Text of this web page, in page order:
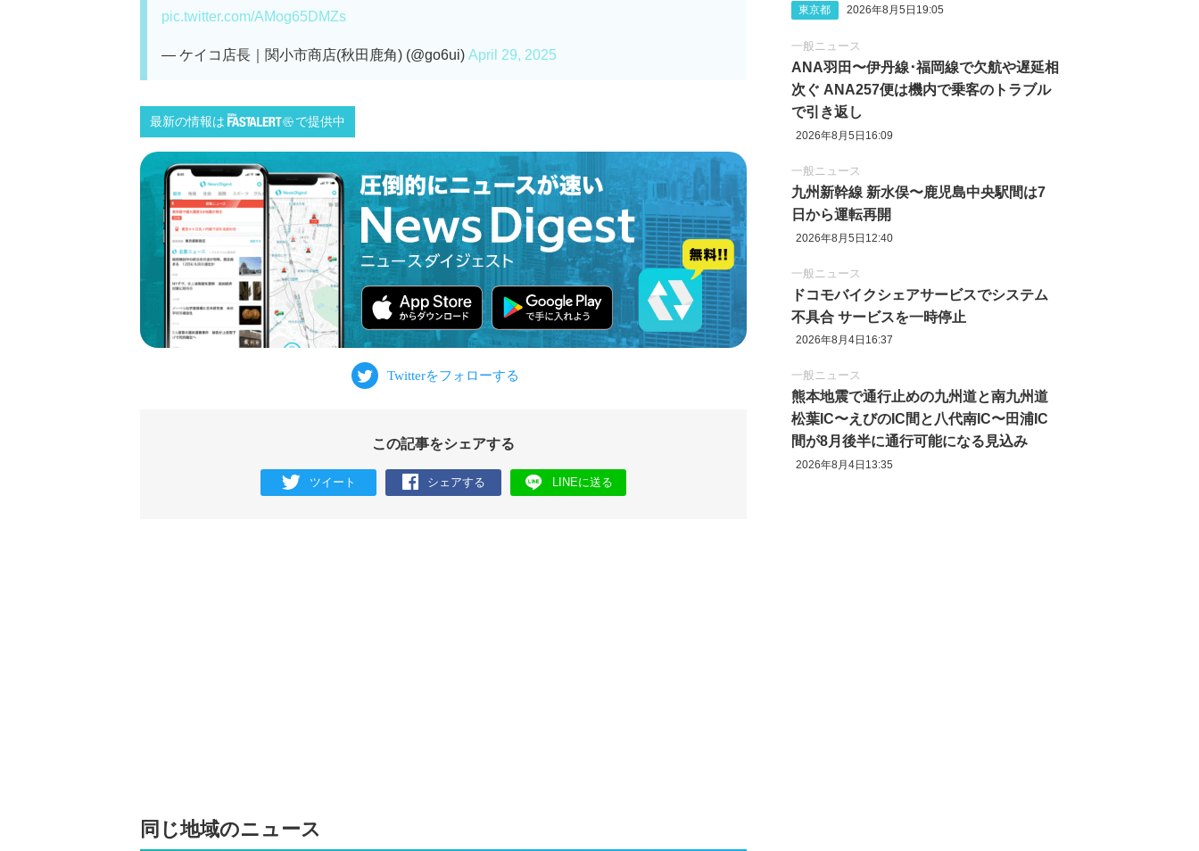
pic.twitter.com/AMog65DMZs
— ケイコ店長｜関小市商店(秋田鹿角) (@go6ui) April 29, 2025
最新の情報は で提供中
この記事をシェアする
ツイート シェアする LINEに送る
同じ地域のニュース
東京都 2026年8月5日19:05
一般ニュース
ANA羽田〜伊丹線･福岡線で欠航や遅延相
次ぐ ANA257便は機内で乗客のトラブル
で引き返し
2026年8月5日16:09
一般ニュース
九州新幹線 新水俣〜鹿児島中央駅間は7
日から運転再開
2026年8月5日12:40
一般ニュース
ドコモバイクシェアサービスでシステム
不具合 サービスを一時停止
2026年8月4日16:37
一般ニュース
熊本地震で通行止めの九州道と南九州道
松葉IC〜えびのIC間と八代南IC〜田浦IC
間が8月後半に通行可能になる見込み
2026年8月4日13:35